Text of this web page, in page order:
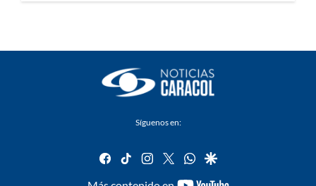
Síguenos en:
facebook
tiktok instagram
twitterwhatsapp
google